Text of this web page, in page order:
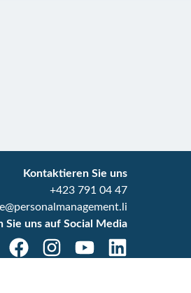
Kontaktieren Sie uns
+423 791 04 47
Sie uns auf Social Media